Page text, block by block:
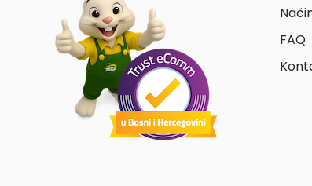
FAQ